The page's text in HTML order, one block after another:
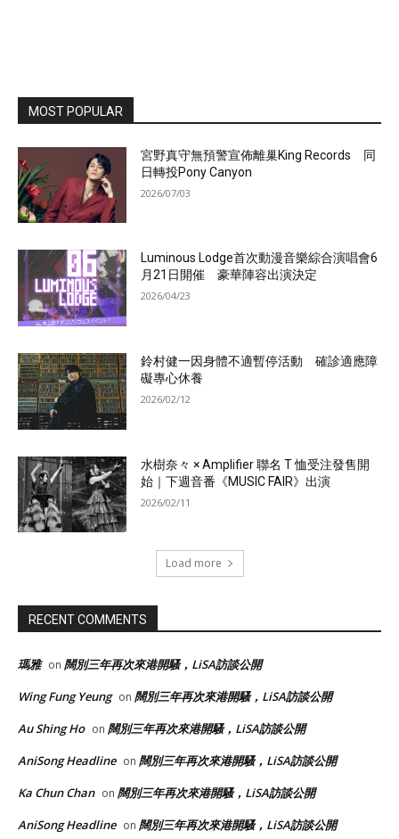
MOST POPULAR
宮野真守無預警宣佈離巢King Records 同
日轉投Pony Canyon
2026/07/03
Luminous Lodge首次動漫音樂綜合演唱會6
月21日開催 豪華陣容出演決定
2026/04/23
鈴村健一因身體不適暫停活動 確診適應障
礙專心休養
2026/02/12
水樹奈々 × Amplifier 聯名 T 恤受注發售開
始｜下週音番《MUSIC FAIR》出演
2026/02/11
Load more
RECENT COMMENTS
瑪雅 on 闊別三年再次來港開騷，LiSA訪談公開
Wing Fung Yeung on 闊別三年再次來港開騷，LiSA訪談公開
Au Shing Ho on 闊別三年再次來港開騷，LiSA訪談公開
AniSong Headline on 闊別三年再次來港開騷，LiSA訪談公開
Ka Chun Chan on 闊別三年再次來港開騷，LiSA訪談公開
AniSong Headline on 闊別三年再次來港開騷，LiSA訪談公開